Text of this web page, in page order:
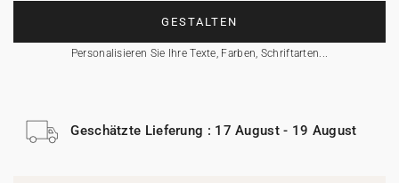
GESTALTEN
Personalisieren Sie Ihre Texte, Farben, Schriftarten...
Geschätzte Lieferung : 17 August - 19 August